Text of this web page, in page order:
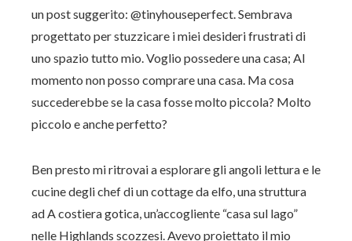
un post suggerito: @tinyhouseperfect. Sembrava
progettato per stuzzicare i miei desideri frustrati di
uno spazio tutto mio. Voglio possedere una casa; Al
momento non posso comprare una casa. Ma cosa
succederebbe se la casa fosse molto piccola? Molto
piccolo e anche perfetto?
Ben presto mi ritrovai a esplorare gli angoli lettura e le
cucine degli chef di un cottage da elfo, una struttura
ad A costiera gotica, un’accogliente “casa sul lago”
nelle Highlands scozzesi. Avevo proiettato il mio